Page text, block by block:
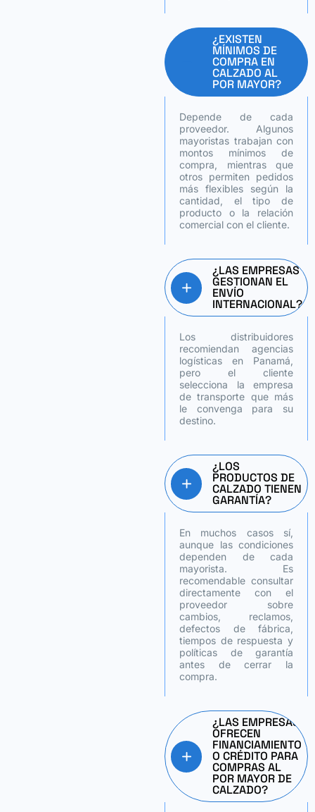
¿EXISTEN
MÍNIMOS DE
COMPRA EN
CALZADO AL
POR MAYOR?
Depende de cada
proveedor. Algunos
mayoristas trabajan con
montos mínimos de
compra, mientras que
otros permiten pedidos
más flexibles según la
cantidad, el tipo de
producto o la relación
comercial con el cliente.
¿LAS EMPRESAS
GESTIONAN EL
ENVÍO
INTERNACIONAL?
Los distribuidores
recomiendan agencias
logísticas en Panamá,
pero el cliente
selecciona la empresa
de transporte que más
le convenga para su
destino.
¿LOS
PRODUCTOS DE
CALZADO TIENEN
GARANTÍA?
En muchos casos sí,
aunque las condiciones
dependen de cada
mayorista. Es
recomendable consultar
directamente con el
proveedor sobre
cambios, reclamos,
defectos de fábrica,
tiempos de respuesta y
políticas de garantía
antes de cerrar la
compra.
¿LAS EMPRESAS
OFRECEN
FINANCIAMIENTO
O CRÉDITO PARA
COMPRAS AL
POR MAYOR DE
CALZADO?